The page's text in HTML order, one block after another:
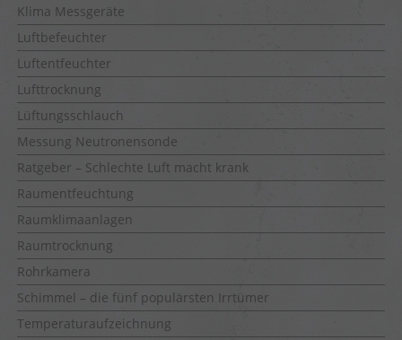
Klima Messgeräte
Luftbefeuchter
Luftentfeuchter
Lufttrocknung
Lüftungsschlauch
Messung Neutronensonde
Ratgeber – Schlechte Luft macht krank
Raumentfeuchtung
Raumklimaanlagen
Raumtrocknung
Rohrkamera
Schimmel – die fünf populärsten Irrtümer
Temperaturaufzeichnung